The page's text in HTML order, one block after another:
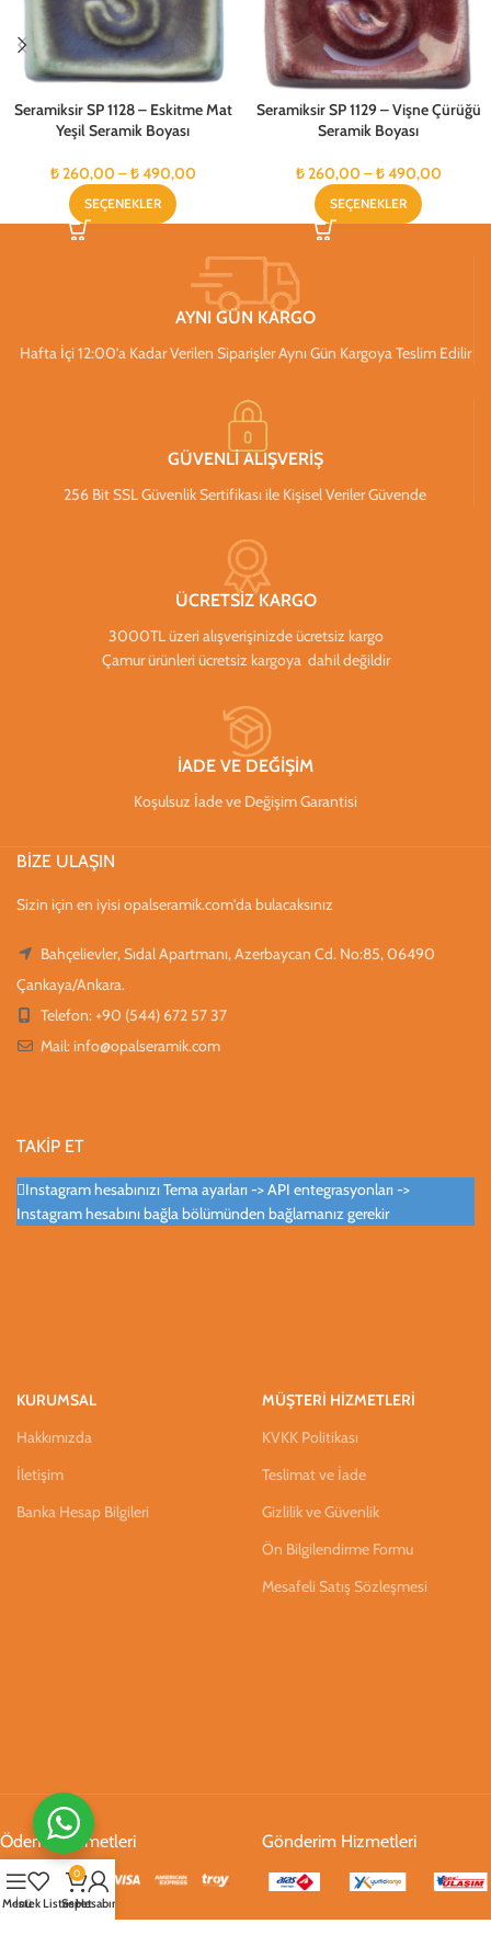
Seramiksir SP 1128 – Eskitme Mat
Yeşil Seramik Boyası
₺260,00 –₺490,00
SEÇENEKLER
Seramiksir SP 1129 – Vişne Çürüğü
Seramik Boyası
₺260,00 –₺490,00
SEÇENEKLER
AYNI GÜN KARGO
Hafta İçi 12:00’a Kadar Verilen Siparişler Aynı Gün Kargoya Teslim Edilir
GÜVENLİ ALIŞVERİŞ
256 Bit SSL Güvenlik Sertifikası ile Kişisel Veriler Güvende
ÜCRETSİZ KARGO
3000TL üzeri alışverişinizde ücretsiz kargo
Çamur ürünleri ücretsiz kargoya dahil değildir
İADE VE DEĞİŞİM
Koşulsuz İade ve Değişim Garantisi
BİZE ULAŞIN
Sizin için en iyisi opalseramik.com'da bulacaksınız
Bahçelievler, Sıdal Apartmanı, Azerbaycan Cd. No:85, 06490
Çankaya/Ankara.
Telefon: +90 (544) 672 57 37
Mail: info@opalseramik.com
TAKİP ET
Instagram hesabınızı Tema ayarları -> API entegrasyonları ->
Instagram hesabını bağla bölümünden bağlamanız gerekir
KURUMSAL
Hakkımızda
İletişim
Banka Hesap Bilgileri
MÜŞTERİ HİZMETLERİ
KVKK Politikası
Teslimat ve İade
Gizlilik ve Güvenlik
Ön Bilgilendirme Formu
Mesafeli Satış Sözleşmesi
Ödeme Hizmetleri Gönderim Hizmetleri
Menüİstek Listesi
0
SepetHesabım